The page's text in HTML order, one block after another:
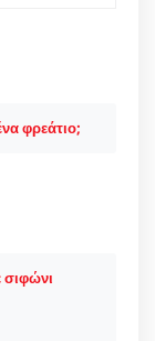
φρεάτιο;